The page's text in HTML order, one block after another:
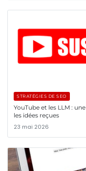
STRATÉGIES DE SEO
YouTube et les LLM :
les idées reçues
23 mai 2026